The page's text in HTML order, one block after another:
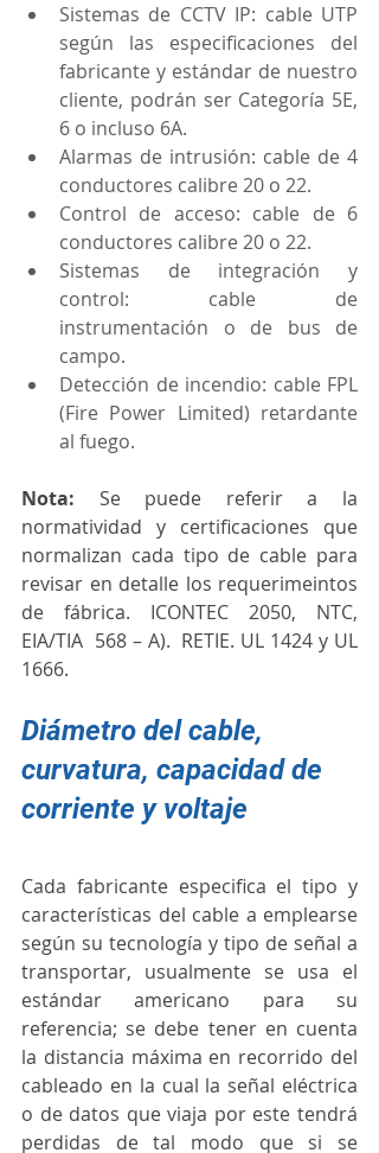
Sistemas de CCTV IP: cable UTP
según las especificaciones del
fabricante y estándar de nuestro
cliente, podrán ser Categoría 5E,
6 o incluso 6A.
Alarmas de intrusión: cable de 4
conductores calibre 20 o 22.
Control de acceso: cable de 6
conductores calibre 20 o 22.
Sistemas de integración y
control: cable de
instrumentación o de bus de
campo.
Detección de incendio: cable FPL
(Fire Power Limited) retardante
al fuego.
Nota: Se puede referir a la
normatividad y certificaciones que
normalizan cada tipo de cable para
revisar en detalle los requerimeintos
de fábrica. ICONTEC 2050, NTC,
EIA/TIA  568 – A).  RETIE. UL 1424 y UL
1666.
Diámetro del cable,
curvatura, capacidad de
corriente y voltaje
Cada fabricante especifica el tipo y
características del cable a emplearse
según su tecnología y tipo de señal a
transportar, usualmente se usa el
estándar americano para su
referencia; se debe tener en cuenta
la distancia máxima en recorrido del
cableado en la cual la señal eléctrica
o de datos que viaja por este tendrá
perdidas de tal modo que si se